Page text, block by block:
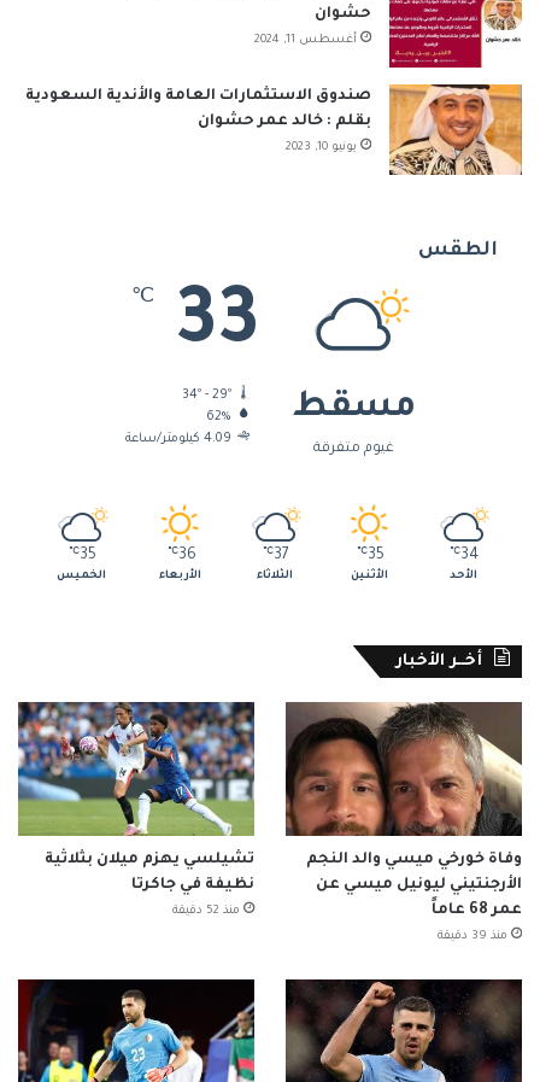
حشوان
أغسطس 11, 2024
صندوق الاستثمارات العامة والأندية السعودية
بقلم : خالد عمر حشوان
يونيو 10, 2023
الطقس
مسقط
غيوم متفرقة
33
℃
34º - 29º
62%
4.09 كيلومتر/ساعة
34
℃
الأحد
35
℃
الأثنين
37
℃
الثلاثاء
36
℃
الأربعاء
35
℃
الخميس
أخــر الأخبار
وفاة خورخي ميسي والد النجم
الأرجنتيني ليونيل ميسي عن
عمر 68 عاماً
منذ 39 دقيقة
تشيلسي يهزم ميلان بثلاثية
نظيفة في جاكرتا
منذ 52 دقيقة